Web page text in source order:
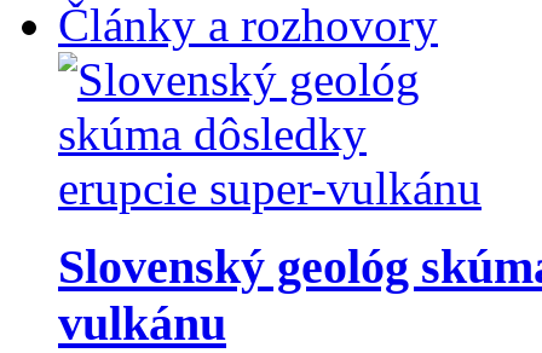
Články a rozhovory
Slovenský geológ
vulkánu